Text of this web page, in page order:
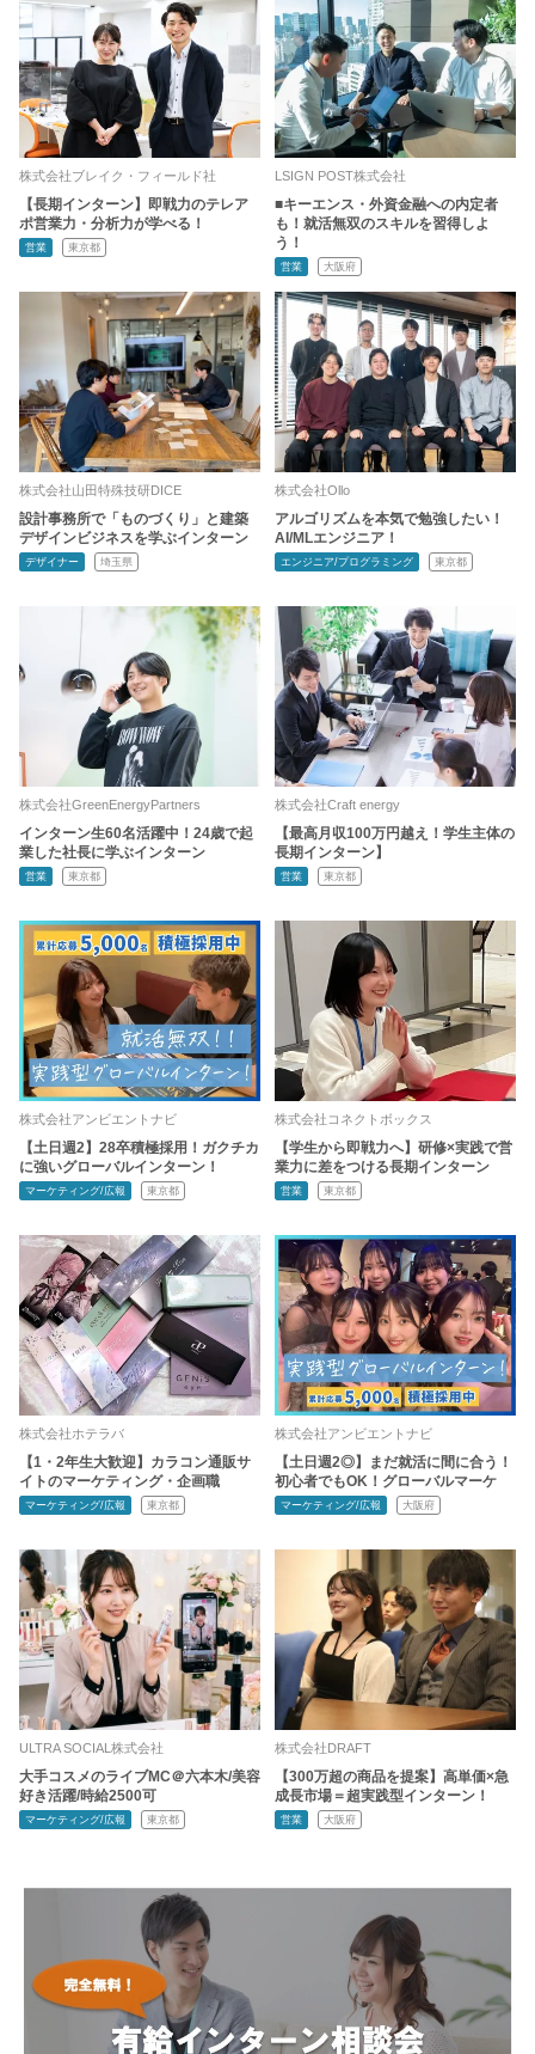
株式会社ブレイク・フィールド社
【長期インターン】即戦力のテレア
ポ営業力・分析力が学べる！
営業 東京都
LSIGN POST株式会社
■キーエンス・外資金融への内定者
も！就活無双のスキルを習得しよ
う！
営業 大阪府
株式会社山田特殊技研DICE
設計事務所で「ものづくり」と建築
デザインビジネスを学ぶインターン
デザイナー 埼玉県
株式会社Ollo
アルゴリズムを本気で勉強したい！
AI/MLエンジニア！
エンジニア/プログラミング 東京都
株式会社GreenEnergyPartners
インターン生60名活躍中！24歳で起
業した社長に学ぶインターン
営業 東京都
株式会社Craft energy
【最高月収100万円越え！学生主体の
長期インターン】
営業 東京都
株式会社アンビエントナビ
【土日週2】28卒積極採用！ガクチカ
に強いグローバルインターン！
マーケティング/広報 東京都
株式会社コネクトボックス
【学生から即戦力へ】研修×実践で営
業力に差をつける長期インターン
営業 東京都
株式会社ホテラバ
【1・2年生大歓迎】カラコン通販サ
イトのマーケティング・企画職
マーケティング/広報 東京都
株式会社アンビエントナビ
【土日週2◎】まだ就活に間に合う！
初心者でもOK！グローバルマーケ
マーケティング/広報 大阪府
ULTRA SOCIAL株式会社
大手コスメのライブMC＠六本木/美容
好き活躍/時給2500可
マーケティング/広報 東京都
株式会社DRAFT
【300万超の商品を提案】高単価×急
成長市場＝超実践型インターン！
営業 大阪府